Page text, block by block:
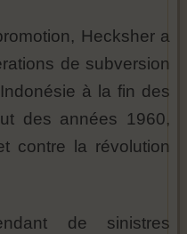
Hecksher a
de subversion
à la fin des
des années 1960,
contre la révolution
de sinistres